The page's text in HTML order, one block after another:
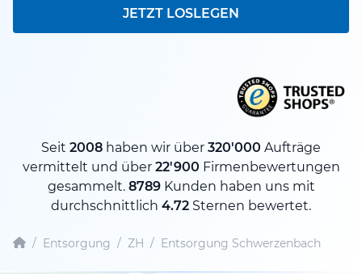
JETZT LOSLEGEN
Seit 2008 haben wir über 320'000 Aufträge
vermittelt und über 22'900 Firmenbewertungen
gesammelt. 8789Kunden haben uns mit
durchschnittlich 4.72 Sternen bewertet.
/ Entsorgung / ZH / Entsorgung Schwerzenbach